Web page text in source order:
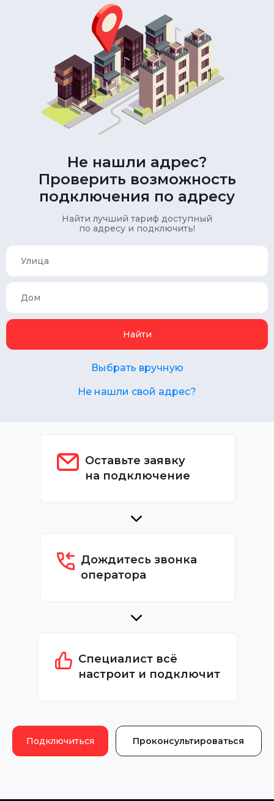
Не нашли адрес?
Проверить возможность
подключения по адресу
Найти лучший тариф доступный
по адресу и подключить!
Найти
Выбрать вручную
Не нашли свой адрес?
Оставьте заявку
на подключение
Дождитесь звонка
оператора
Специалист всё
настроит и подключит
Подключиться Проконсультироваться